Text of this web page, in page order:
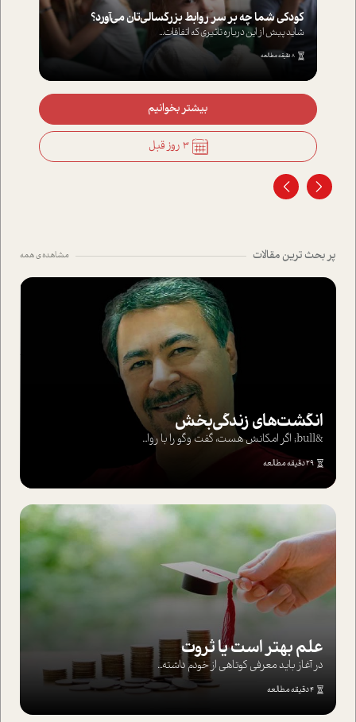
کودکی شما چه بر سر روابط بزرگسالی‌تان می‌آورد؟
شاید پیش از این درباره تاثیری که اتفاقات...
8 دقیقه مطالعه
بیشتر بخوانیم
3 روز قبل
پر بحث ترین مقالات مشاهده ی همه
انگشت‌های‌ زندگی‌بخش
&bull; اگر امکانش هست، گفت وگو را با روا...
29 دقیقه مطالعه
علم بهتر است یا ثروت
در آغاز باید معرفی کوتاهی از خودم داشته...
4 دقیقه مطالعه